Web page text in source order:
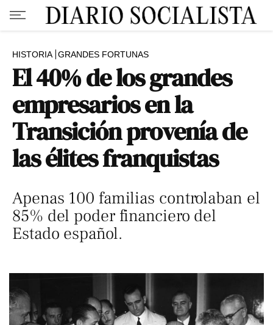
HISTORIA GRANDES FORTUNAS
El 40% de los grandes
empresarios en la
Transición provenía de
las élites franquistas
Apenas 100 familias controlaban el
85% del poder financiero del
Estado español.